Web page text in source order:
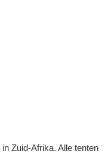
Zuid-Afrika. Alle tenten